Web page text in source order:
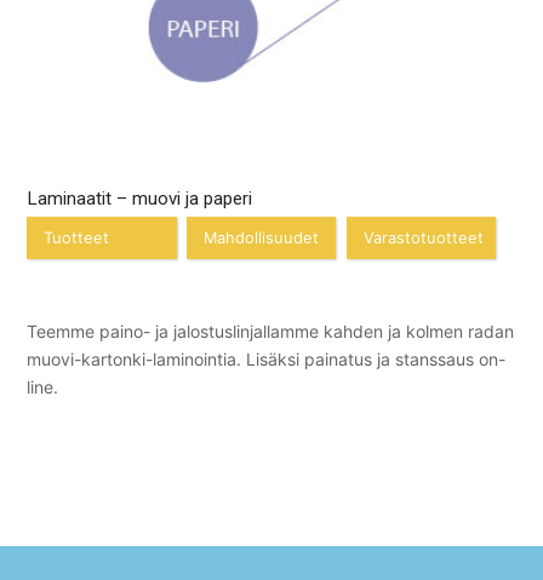
Laminaatit – muovi ja paperi
Tuotteet Mahdollisuudet Varastotuotteet
Teemme paino- ja jalostuslinjallamme kahden ja kolmen radan
muovi-kartonki-laminointia. Lisäksi painatus ja stanssaus on-
line.